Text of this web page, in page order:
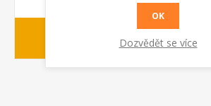
dodací lhůta : 1-2 dny
OK
Dozvědět se více